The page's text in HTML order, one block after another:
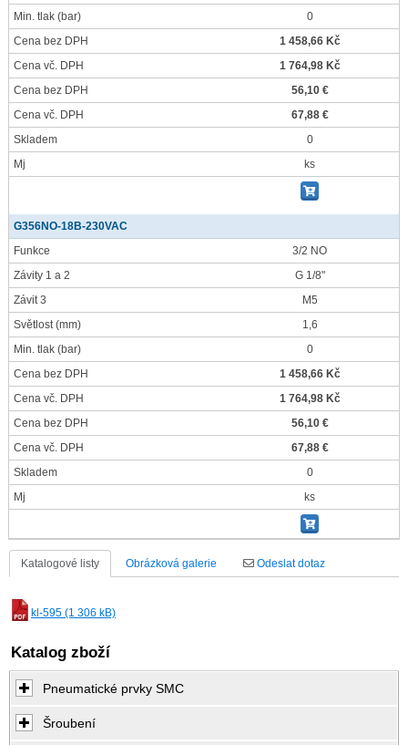
Min. tlak (bar)
0
Cena bez DPH
1 458,66 Kč
Cena vč. DPH
1 764,98 Kč
Cena bez DPH
56,10 €
Cena vč. DPH
67,88 €
Skladem
0
Mj
ks
G356NO-18B-230VAC
Funkce
3/2 NO
Závity 1 a 2
G 1/8"
Závit 3
M5
Světlost(mm)
1,6
Min. tlak (bar)
0
Cena bez DPH
1 458,66 Kč
Cena vč. DPH
1 764,98 Kč
Cena bez DPH
56,10 €
Cena vč. DPH
67,88 €
Skladem
0
Mj
ks
Katalogové listy Obrázková galerie Odeslat dotaz
kl-595 (1 306 kB)
Katalog zboží
Pneumatické prvky SMC
Šroubení